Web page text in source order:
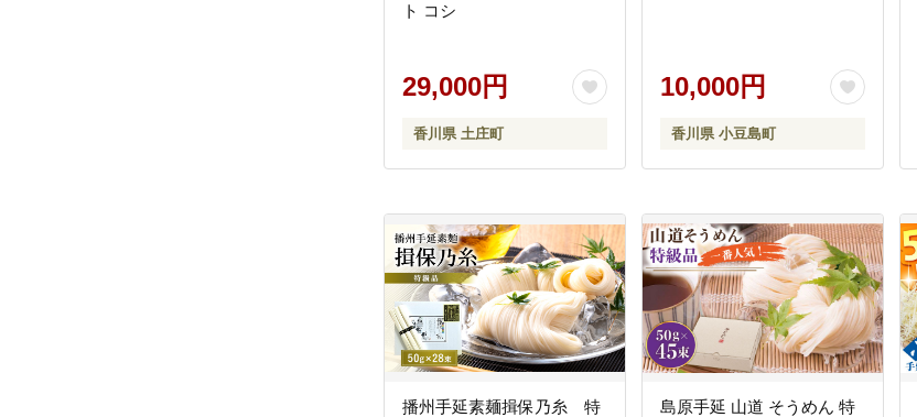
ト コシ
29,000円
香川県 土庄町
10,000円
香川県 小豆島町
播州手延素麺揖保乃糸 特 島原手延 山道 そうめん 特